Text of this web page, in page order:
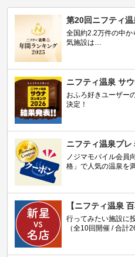
第20回ニフティ
全国約2.2万件の中か
気施設は…
ニフティ温泉 サ
おふろ好きユーザー
決定！
ニフティ温泉プ
ノジマモバイル会
格」で人気の温泉を
【ニフティ温泉
行ってみたい施設に
（全10回開催 / 合計